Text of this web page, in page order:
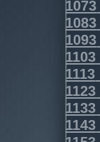
1073
1083
1093
1103
1113
1123
1133
1143